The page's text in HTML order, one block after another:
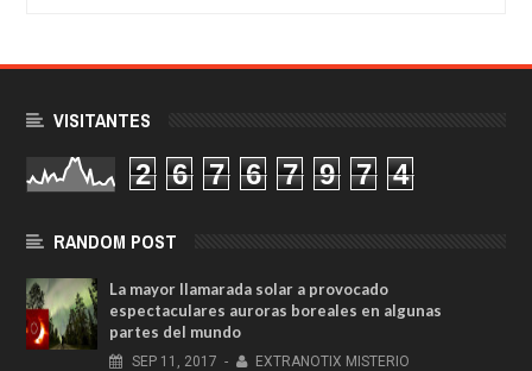
VISITANTES
2 6 7 6 7 9 7 4
RANDOM POST
La mayor llamarada solar a provocado
espectaculares auroras boreales en algunas
partes del mundo
SEP 11, 2017 - EXTRANOTIX MISTERIO